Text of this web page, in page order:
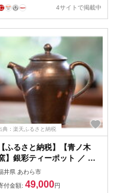
4サイトで掲載中
典：楽天ふるさと納税
【ふるさと納税】【青ノ木
】銀彩ティーポット ／ 金
創作の森 作家 食器 器 カッ
プ 工芸品 伝統
井県 あわら市
付金額: 49,000円